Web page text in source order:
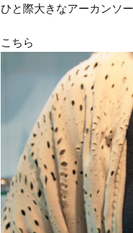
ひと際大きなアーカンソ
こちら